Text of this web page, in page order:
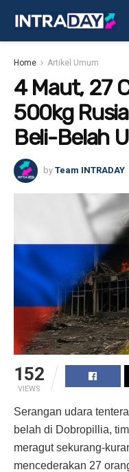
Home Artikel Umum
4 Maut, 27
500kg
Beli-Belah
by Team INTRADAY
152
VIEWS
Serangan udara
belah di Dobropillia,
meragut sekurang-
mencederakan 27